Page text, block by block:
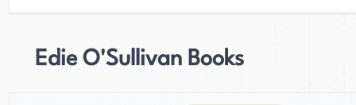
Edie O'Sullivan Books